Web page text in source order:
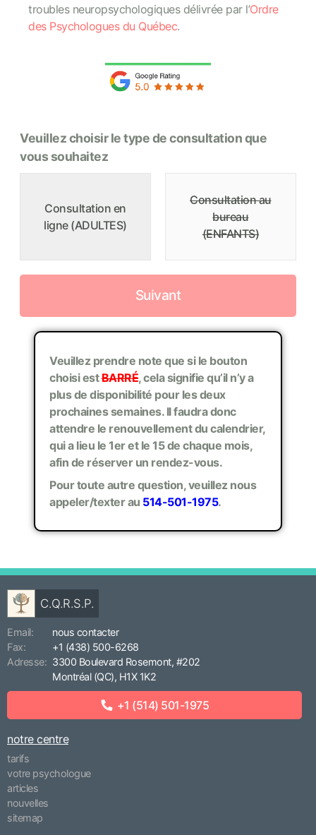
troubles neuropsychologiques délivrée par l’Ordre
des Psychologues du Québec.
Veuillez choisir le type de consultation que
vous souhaitez
Consultation en
ligne (ADULTES)
Consultation au
bureau
(ENFANTS)
Suivant
Veuillez prendre note que si le bouton
choisi estBARRÉ, cela signifie qu’il n’y a
plus de disponibilité pour les deux
prochaines semaines. Il faudra donc
attendre le renouvellement du calendrier,
qui a lieu le 1er et le 15 de chaque mois,
afin de réserver un rendez-vous.
Pour toute autre question, veuillez nous
appeler/texter au 514-501-1975.
C.Q.R.S.P.
Email:
nous contacter
Fax:
+1 (438) 500-6268
Adresse: 3300 Boulevard Rosemont, #202
Montréal (QC), H1X 1K2
+1 (514) 501-1975
notre centre
tarifs
votre psychologue
articles
nouvelles
sitemap